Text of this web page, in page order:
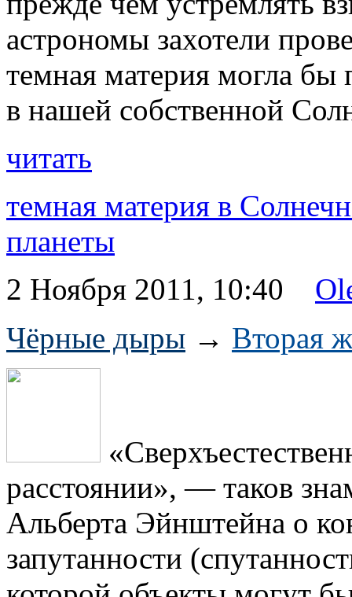
астрономы захотели
темная материя могла бы
в нашей собственной
читать
темная материя в
планеты
2 Ноября 2011, 10:40
Чёрные дыры → Вторая
расстоянии», — таков
Альберта Эйнштейна о
запутанности